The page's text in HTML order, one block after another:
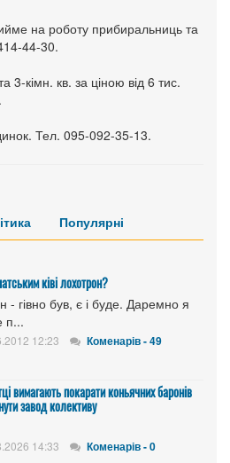
на роботу прибиральниць та
44-30.
кімн. кв. за ціною від 6 тис.
Тел. 095-092-35-13.
Популярні
ківі лохотрон?
- гівно був, є і буде. Даремно я
п...
12:23 Коменарів - 49
вимагають покарати коньячних баронів
завод колективу
14:33 Коменарів - 0